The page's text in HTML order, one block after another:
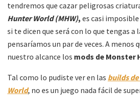
tendremos que cazar peligrosas
Hunter World (MHW), es casi
si te dicen que será con lo que tengas a
pensaríamos un par de veces. A menos
nuestro alcance los mods de Monster
Tal como lo pudiste ver en las builds
World, no es un juego nada fácil de